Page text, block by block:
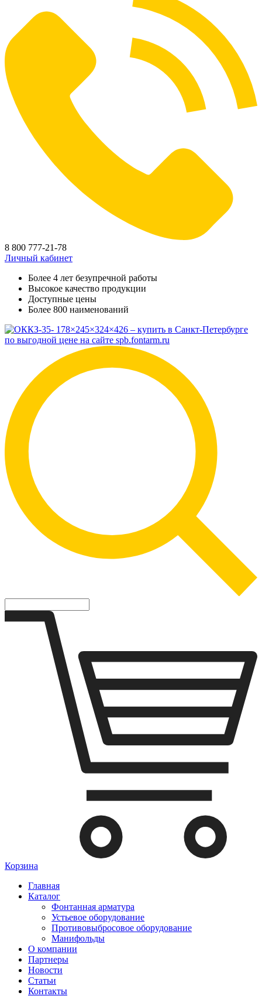
8 800 777-21-78
Личный кабинет
Более 4 лет безупречной работы
Высокое качество продукции
Доступные цены
Более 800 наименований
Корзина
Главная
Каталог
Фонтанная арматура
Устьевое оборудование
Противовыбросовое оборудование
Манифольды
О компании
Партнеры
Новости
Статьи
Контакты